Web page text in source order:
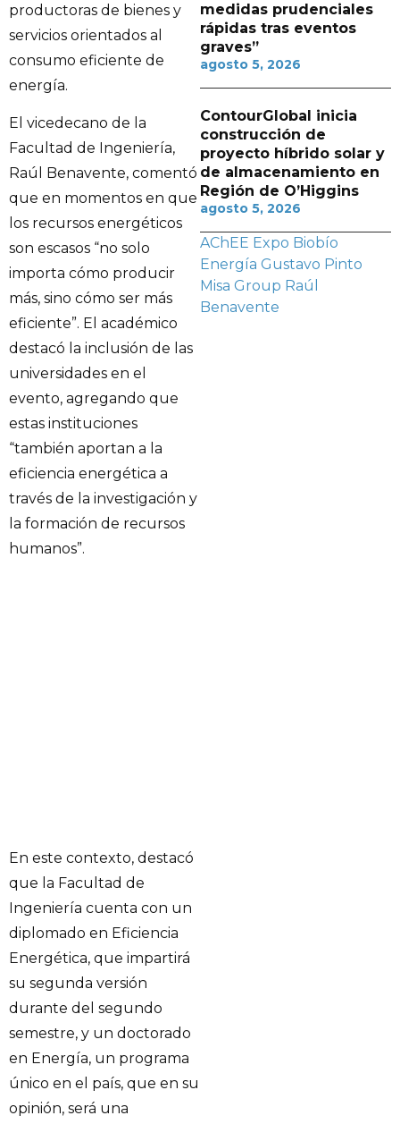
productoras de bienes y
servicios orientados al
consumo eficiente de
energía.
El vicedecano de la
Facultad de Ingeniería,
Raúl Benavente, comentó
que en momentos en que
los recursos energéticos
son escasos “no solo
importa cómo producir
más, sino cómo ser más
eficiente”. El académico
destacó la inclusión de las
universidades en el
evento, agregando que
estas instituciones
“también aportan a la
eficiencia energética a
través de la investigación y
la formación de recursos
humanos”.
En este contexto, destacó
que la Facultad de
Ingeniería cuenta con un
diplomado en Eficiencia
Energética, que impartirá
su segunda versión
durante del segundo
semestre, y un doctorado
en Energía, un programa
único en el país, que en su
opinión, será una
medidas prudenciales
rápidas tras eventos
graves”
agosto 5, 2026
ContourGlobal inicia
construcción de
proyecto híbrido solar y
de almacenamiento en
Región de O’Higgins
agosto 5, 2026
AChEE Expo Biobío
Energía Gustavo Pinto
Misa Group Raúl
Benavente